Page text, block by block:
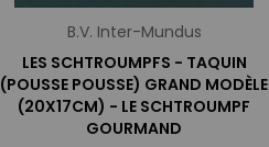
B.V. Inter-Mundus
LES SCHTROUMPFS - TAQUIN
(POUSSE POUSSE) GRAND MODÈLE
(20X17CM) - LE SCHTROUMPF
GOURMAND